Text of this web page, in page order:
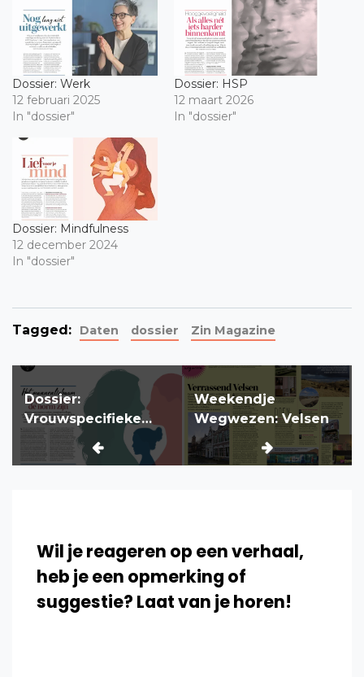
Dossier: Werk
12 februari 2025
In "dossier"
Dossier: HSP
12 maart 2026
In "dossier"
Dossier: Mindfulness
12 december 2024
In "dossier"
Tagged: Daten dossier Zin Magazine
Bericht
navigatie
Dossier:
Vrouwspecifieke
gezondheid
Weekendje
Wegwezen: Velsen
Wil je reageren op een verhaal,
heb je een opmerking of
suggestie? Laat van je horen!